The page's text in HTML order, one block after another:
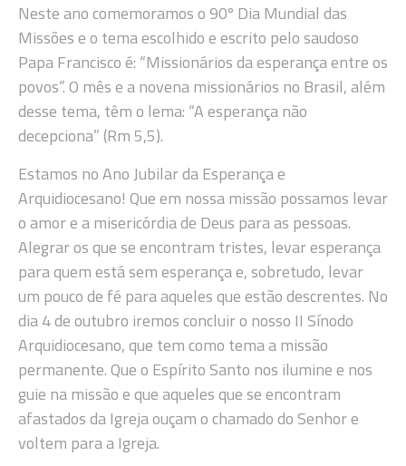
Neste ano comemoramos o 90º Dia Mundial das
Missões e o tema escolhido e escrito pelo saudoso
Papa Francisco é: “Missionários da esperança entre os
povos”. O mês e a novena missionários no Brasil, além
desse tema, têm o lema: “A esperança não
decepciona” (Rm 5,5).
Estamos no Ano Jubilar da Esperança e
Arquidiocesano! Que em nossa missão possamos levar
o amor e a misericórdia de Deus para as pessoas.
Alegrar os que se encontram tristes, levar esperança
para quem está sem esperança e, sobretudo, levar
um pouco de fé para aqueles que estão descrentes. No
dia 4 de outubro iremos concluir o nosso II Sínodo
Arquidiocesano, que tem como tema a missão
permanente. Que o Espírito Santo nos ilumine e nos
guie na missão e que aqueles que se encontram
afastados da Igreja ouçam o chamado do Senhor e
voltem para a Igreja.